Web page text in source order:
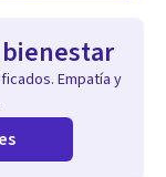
Empatía y